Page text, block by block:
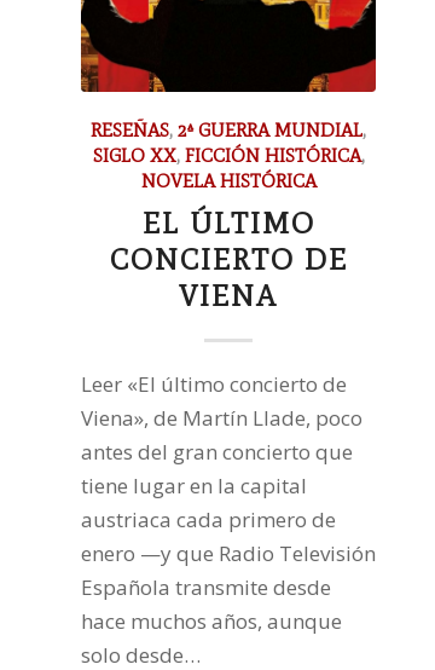
RESEÑAS,2ª GUERRA MUNDIAL,
SIGLO XX, FICCIÓN HISTÓRICA,
NOVELA HISTÓRICA
EL ÚLTIMO
CONCIERTO DE
VIENA
Leer «El último concierto de
Viena», de Martín Llade, poco
antes del gran concierto que
tiene lugar en la capital
austriaca cada primero de
enero —y que Radio Televisión
Española transmite desde
hace muchos años, aunque
solo desde…